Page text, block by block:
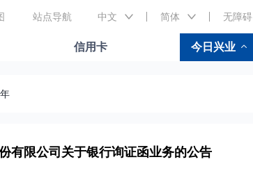
站点导航 中文 简体 无障碍
信用卡 今日兴业
有限公司关于银行询证函业务的公告